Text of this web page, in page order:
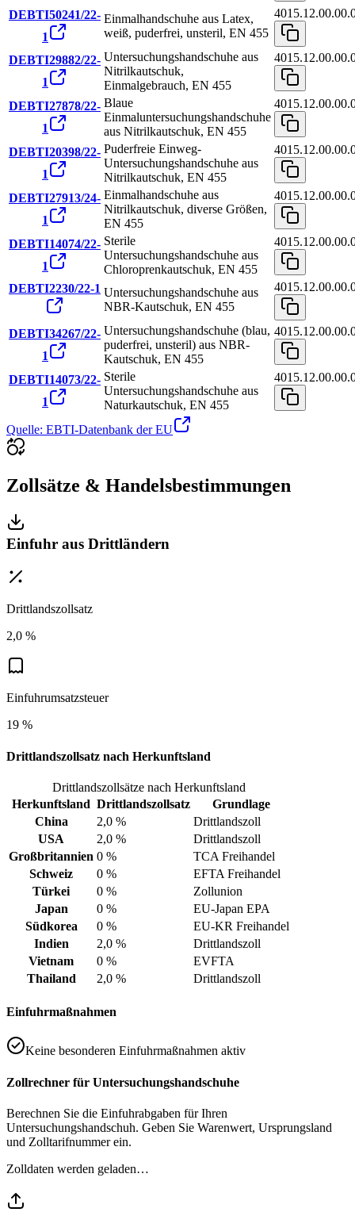
DEBTI50241/22-
1
Einmalhandschuhe aus Latex,
weiß, puderfrei, unsteril, EN 455
DEBTI29882/22-
1
Untersuchungshandschuhe aus
Nitrilkautschuk,
Einmalgebrauch, EN 455
DEBTI27878/22-
1
Blaue
Einmaluntersuchungshandschuhe
aus Nitrilkautschuk, EN 455
DEBTI20398/22-
1
Puderfreie Einweg-
Untersuchungshandschuhe aus
Nitrilkautschuk, EN 455
DEBTI27913/24-
1
Einmalhandschuhe aus
Nitrilkautschuk, diverse Größen,
EN 455
DEBTI14074/22-
1
Sterile
Untersuchungshandschuhe aus
Chloroprenkautschuk, EN 455
DEBTI2230/22-1 Untersuchungshandschuhe aus
NBR-Kautschuk, EN 455
DEBTI34267/22-
1
Untersuchungshandschuhe (blau,
puderfrei, unsteril) aus NBR-
Kautschuk, EN 455
DEBTI14073/22-
1
Sterile
Untersuchungshandschuhe aus
Naturkautschuk, EN 455
Quelle: EBTI-Datenbank der EU
Zollsätze & Handelsbestimmungen
Einfuhr aus Drittländern
Drittlandszollsatz
2,0 %
Einfuhrumsatzsteuer
19 %
Drittlandszollsatz nach Herkunftsland
Drittlandszollsätze nach Herkunftsland
Herkunftsland Drittlandszollsatz
Grundlage
China
2,0 %
Drittlandszoll
USA
2,0 %
Drittlandszoll
Großbritannien 0 %
TCA Freihandel
Schweiz
0 %
EFTA Freihandel
Türkei
0 %
Zollunion
Japan
0 %
EU-Japan EPA
Südkorea
0 %
EU-KR Freihandel
Indien
2,0 %
Drittlandszoll
Vietnam
0 %
EVFTA
Thailand
2,0 % Drittlandszoll
Einfuhrmaßnahmen
Keine besonderen Einfuhrmaßnahmen aktiv
Zollrechner für Untersuchungshandschuhe
Berechnen Sie die Einfuhrabgaben für Ihren
Untersuchungshandschuh. Geben Sie Warenwert, Ursprungsland
und Zolltarifnummer ein.
Zolldaten werden geladen…